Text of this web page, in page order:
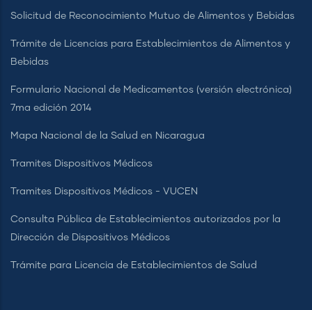
Solicitud de Reconocimiento Mutuo de Alimentos y Bebidas
Trámite de Licencias para Establecimientos de Alimentos y
Bebidas
Formulario Nacional de Medicamentos (versión electrónica)
7ma edición 2014
Mapa Nacional de la Salud en Nicaragua
Tramites Dispositivos Médicos
Tramites Dispositivos Médicos - VUCEN
Consulta Pública de Establecimientos autorizados por la
Dirección de Dispositivos Médicos
Trámite para Licencia de Establecimientos de Salud